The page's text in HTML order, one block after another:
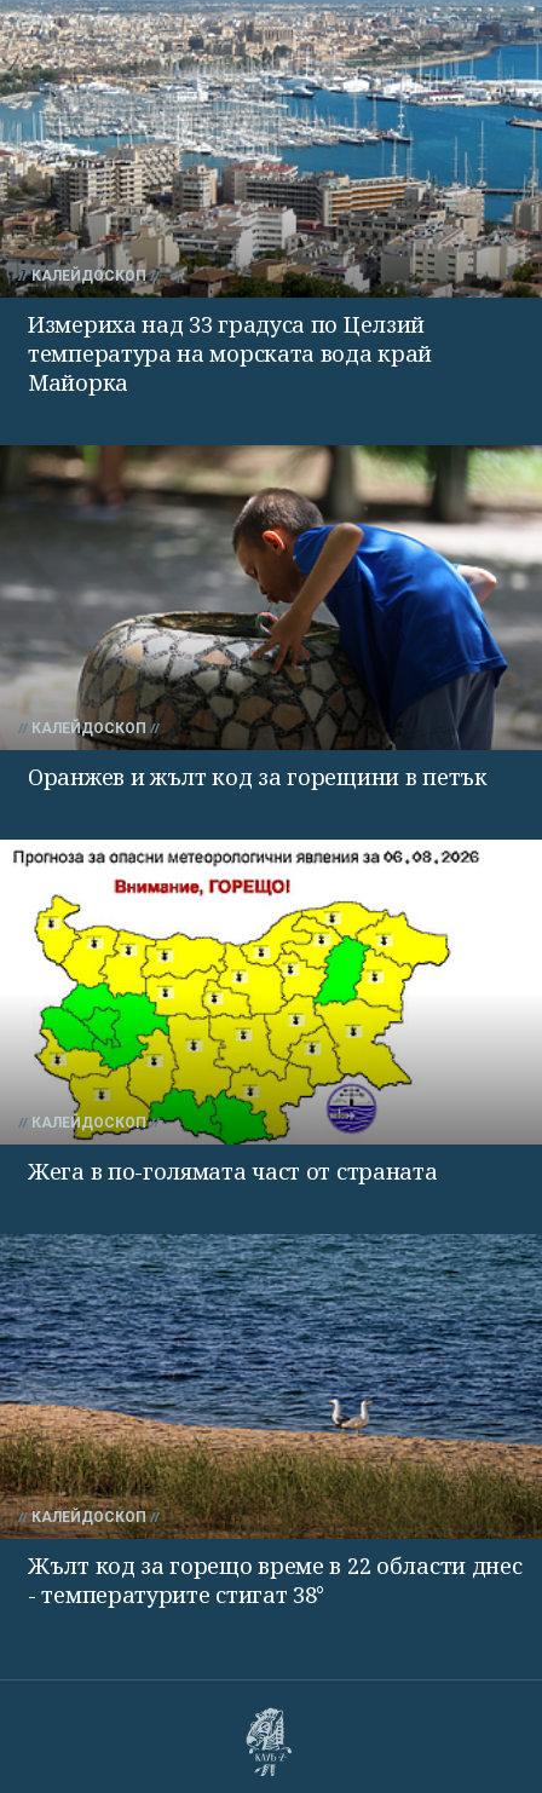
КАЛЕЙДОСКОП
Измериха над 33 градуса по Целзий
температура на морската вода край
Майорка
КАЛЕЙДОСКОП
Оранжев и жълт код за горещини в петък
КАЛЕЙДОСКОП
Жега в по-голямата част от страната
КАЛЕЙДОСКОП
Жълт код за горещо време в 22 области днес
- температурите стигат 38°